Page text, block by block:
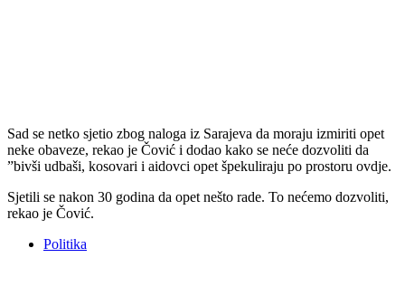
Sad se netko sjetio zbog naloga iz Sarajeva da moraju izmiriti opet
neke obaveze, rekao je Čović i dodao kako se neće dozvoliti da
”bivši udbaši, kosovari i aidovci opet špekuliraju po prostoru ovdje.
Sjetili se nakon 30 godina da opet nešto rade. To nećemo dozvoliti,
rekao je Čović.
Politika